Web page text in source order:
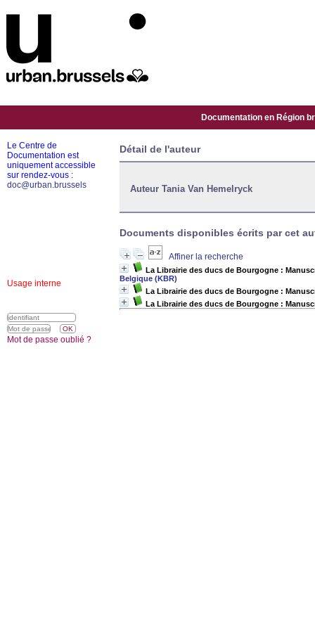
Documentation en Région
Détail de l'auteur
Auteur Tania Van Hemelryck
Documents disponibles écrits par cet
Affiner la recherche
La Librairie des ducs de Bourgogne :
Belgique (KBR)
La Librairie des ducs de Bourgogne :
La Librairie des ducs de Bourgogne :
Le Centre de
Documentation est
uniquement accessible
sur rendez-vous :
doc@urban.brussels
Usage interne
Mot de passe oublié ?